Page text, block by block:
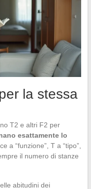
la stessa
T2 e altri F2 per
esattamente lo
a “funzione”, T a “tipo”,
il numero di stanze
abitudini dei